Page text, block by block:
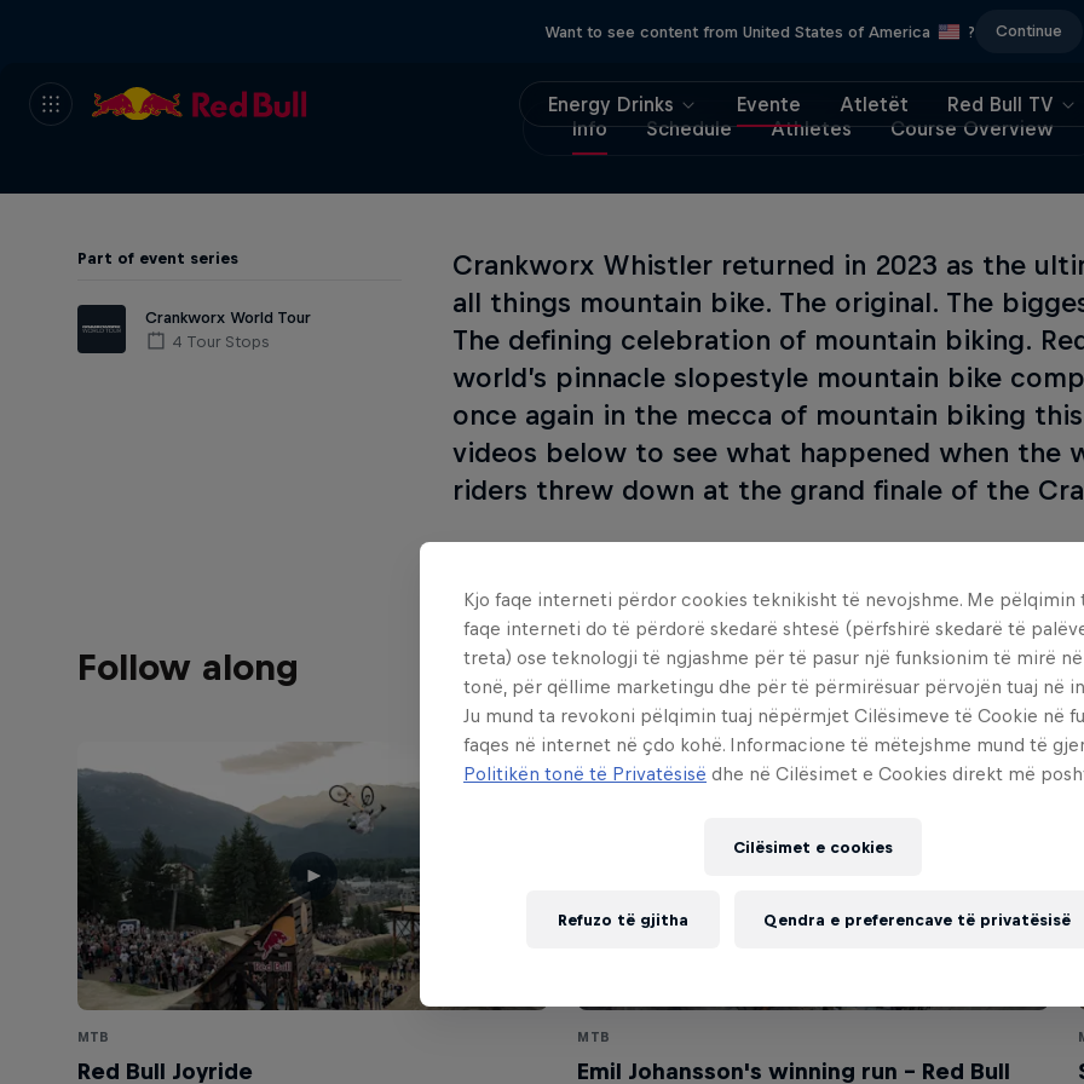
Want to see content from United States of America ? Continue
Energy Drinks Evente Atletët
Red Bull TV
Info
Schedule Athletes Course Overview
Part of event series
Crankworx World Tour
4 Tour Stops
Crankworx Whistler returned in 2023 as the
all things mountain bike. The original. The
The defining celebration of mountain biking.
world’s pinnacle slopestyle mountain bike
once again in the mecca of mountain biking
videos below to see what happened when the
riders threw down at the grand finale of the
Follow along
MTB
Red Bull Joyride
MTB
Emil Johansson's winning run – Red Bull
Kjo faqe interneti përdor cookies teknikisht të nevojshme. Me pëlqimin
faqe interneti do të përdorë skedarë shtesë (përfshirë skedarë të
treta) ose teknologji të ngjashme për të pasur një funksionim të mirë
tonë, për qëllime marketingu dhe për të përmirësuar përvojën tuaj në
Ju mund ta revokoni pëlqimin tuaj nëpërmjet Cilësimeve të Cookie në
faqes në internet në çdo kohë. Informacione të mëtejshme mund të
Politikën tonë të Privatësisë dhe në Cilësimet e Cookies direkt më
Cilësimet e cookies
Refuzo të gjitha Qendra e preferencave të privatësisë